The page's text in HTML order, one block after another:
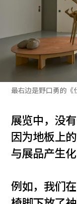
最右边是野口勇的
展览中，没
因为地板上
与展品产生
例如，我们